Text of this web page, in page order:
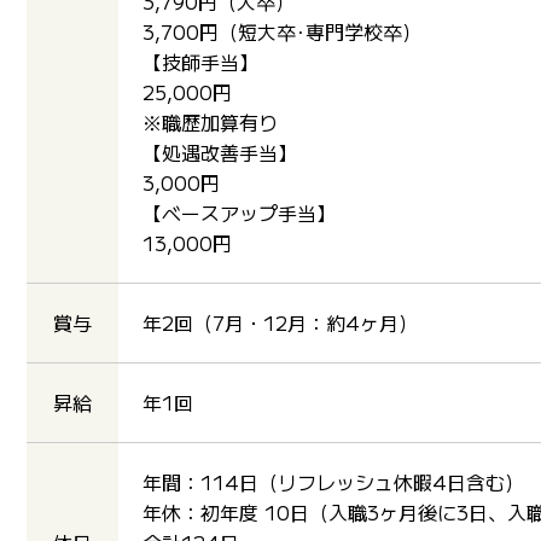
3,700円（短大卒･専門学校卒）
【技師手当】
25,000円
※職歴加算有り
【処遇改善手当】
3,000円
【ベースアップ手当】
13,000円
賞与 年2回（7月・12月：約4ヶ月）
昇給 年1回
年間：114日（リフレッシュ休暇4日含む）
年休：初年度 10日（入職3ヶ月後に3日、入